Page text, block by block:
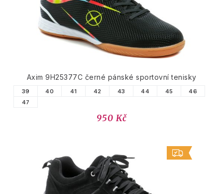
Axim 9H25377C černé pánské sportovní tenisky
39 40 41 42 43 44 45
46
47
950 Kč